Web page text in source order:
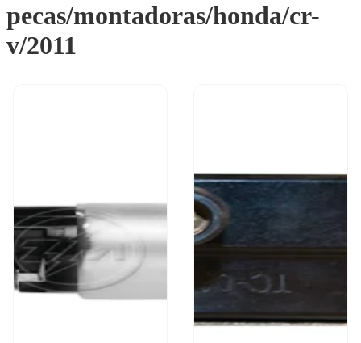
pecas/montadoras/honda/cr-
v/2011